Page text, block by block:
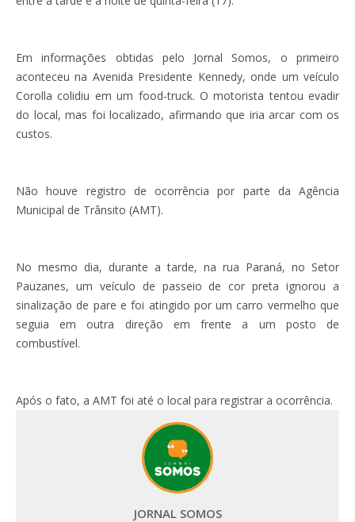
Em informações obtidas pelo Jornal Somos, o primeiro
aconteceu na Avenida Presidente Kennedy, onde um veículo
Corolla colidiu em um food-truck. O motorista tentou evadir
do local, mas foi localizado, afirmando que iria arcar com os
custos.
Não houve registro de ocorrência por parte da Agência
Municipal de Trânsito (AMT).
No mesmo dia, durante a tarde, na rua Paraná, no Setor
Pauzanes, um veículo de passeio de cor preta ignorou a
sinalização de pare e foi atingido por um carro vermelho que
seguia em outra direção em frente a um posto de
combustível.
Após o fato, a AMT foi até o local para registrar a ocorrência.
JORNAL SOMOS